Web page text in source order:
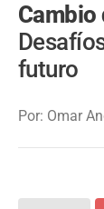
Cambio
futuro
Por: Omar